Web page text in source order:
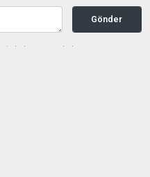
Gönder
bulunuyor ve haberunye.com